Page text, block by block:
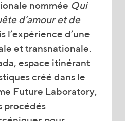
nommée Qui
d’amour et de
l’expérience d’une
et transnationale.
espace itinérant
créé dans le
Future Laboratory,
procédés